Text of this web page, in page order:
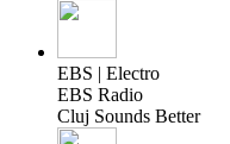
EBS | Electro
EBS Radio
Cluj Sounds Better